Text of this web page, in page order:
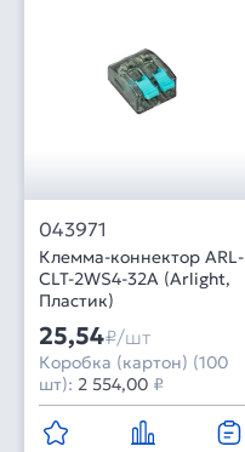
043971
Клемма-коннектор ARL-
CLT-2WS4-32A (Arlight,
Пластик)
25,54₽/шт
Коробка (картон) (100
шт): 2 554,00 ₽